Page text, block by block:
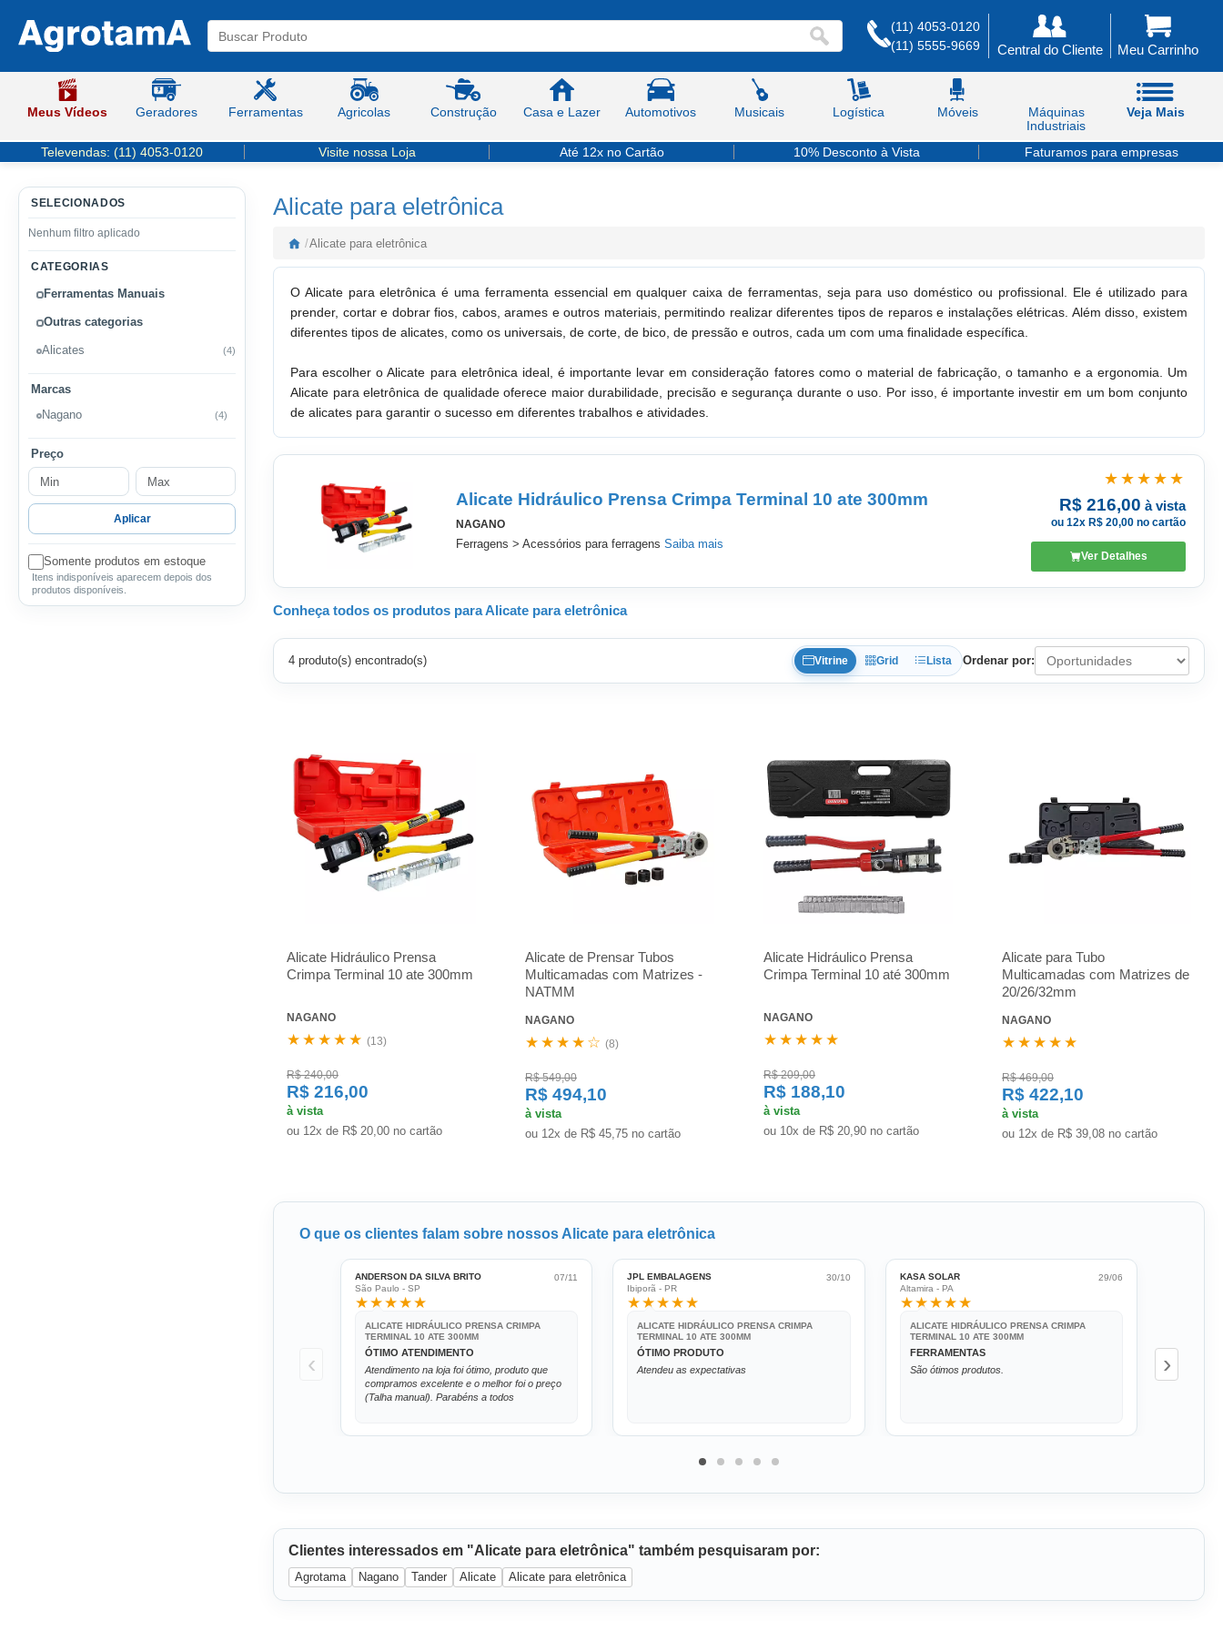
(11) 4053-0120
(11) 5555-9669
Central do Cliente Meu Carrinho
Meus Vídeos Geradores Ferramentas Agricolas Construção Casa e Lazer Automotivos Musicais Logística Móveis
Máquinas
Industriais
Veja Mais
Televendas: (11) 4053-0120 Visite nossa Loja Até 12x no Cartão 10% Desconto à Vista Faturamos para empresas
SELECIONADOS
Nenhum filtro aplicado
CATEGORIAS
Ferramentas Manuais
Outras categorias
Alicates (4)
Marcas
Nagano
(4)
Preço
Aplicar
Somente produtos em estoque
Itens indisponíveis aparecem depois dos
produtos disponíveis.
Alicate para eletrônica
/Alicate para eletrônica
O Alicate para eletrônica é uma ferramenta essencial em qualquer caixa de ferramentas, seja para uso doméstico ou profissional. Ele é utilizado para
prender, cortar e dobrar fios, cabos, arames e outros materiais, permitindo realizar diferentes tipos de reparos e instalações elétricas. Além disso, existem
diferentes tipos de alicates, como os universais, de corte, de bico, de pressão e outros, cada um com uma finalidade específica.
Para escolher o Alicate para eletrônica ideal, é importante levar em consideração fatores como o material de fabricação, o tamanho e a ergonomia. Um
Alicate para eletrônica de qualidade oferece maior durabilidade, precisão e segurança durante o uso. Por isso, é importante investir em um bom conjunto
de alicates para garantir o sucesso em diferentes trabalhos e atividades.
Alicate Hidráulico Prensa Crimpa Terminal 10 ate 300mm
NAGANO
Ferragens > Acessórios para ferragens Saiba mais
★★★★★
R$ 216,00 à vista
ou 12x R$ 20,00 no cartão
Ver Detalhes
Conheça todos os produtos para Alicate para eletrônica
4 produto(s) encontrado(s) Vitrine Grid Lista Ordenar por:
Alicate Hidráulico Prensa
Crimpa Terminal 10 ate 300mm
NAGANO
★★★★★ (13)
R$ 240,00
R$ 216,00
à vista
ou 12x de R$ 20,00 no cartão
Alicate de Prensar Tubos
Multicamadas com Matrizes -
NATMM
NAGANO
★★★★☆ (8)
R$ 549,00
R$ 494,10
à vista
ou 12x de R$ 45,75 no cartão
Alicate Hidráulico Prensa
Crimpa Terminal 10 até 300mm
NAGANO
★★★★★
R$ 209,00
R$ 188,10
à vista
ou 10x de R$ 20,90 no cartão
Alicate para Tubo
Multicamadas com Matrizes de
20/26/32mm
NAGANO
★★★★★
R$ 469,00
R$ 422,10
à vista
ou 12x de R$ 39,08 no cartão
O que os clientes falam sobre nossos Alicate para eletrônica
‹
ANDERSON DA SILVA BRITO
São Paulo - SP
07/11
★★★★★
ALICATE HIDRÁULICO PRENSA CRIMPA
TERMINAL 10 ATE 300MM
ÓTIMO ATENDIMENTO
Atendimento na loja foi ótimo, produto que
compramos excelente e o melhor foi o preço
(Talha manual). Parabéns a todos
JPL EMBALAGENS
Ibiporã - PR
30/10
★★★★★
ALICATE HIDRÁULICO PRENSA CRIMPA
TERMINAL 10 ATE 300MM
ÓTIMO PRODUTO
Atendeu as expectativas
KASA SOLAR
Altamira - PA
29/06
★★★★★
ALICATE HIDRÁULICO PRENSA CRIMPA
TERMINAL 10 ATE 300MM
FERRAMENTAS
São ótimos produtos.
›
Clientes interessados em "Alicate para eletrônica" também pesquisaram por:
Agrotama Nagano Tander Alicate Alicate para eletrônica